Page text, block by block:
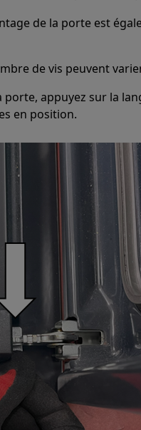
de la porte est
de vis peuvent
porte, appuyez sur la
en position.